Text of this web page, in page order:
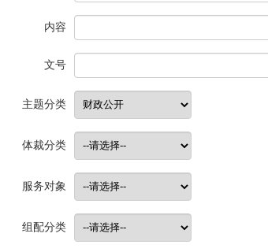
内容
文号
主题分类
体裁分类
服务对象
组配分类